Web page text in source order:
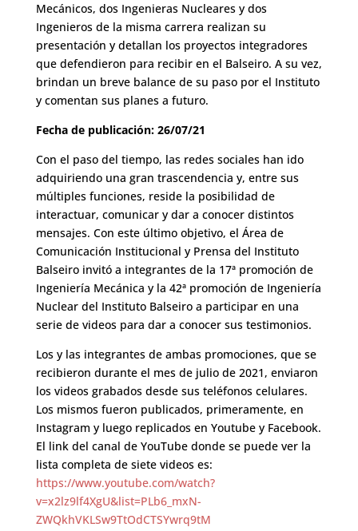
Mecánicos, dos Ingenieras Nucleares y dos
Ingenieros de la misma carrera realizan su
presentación y detallan los proyectos integradores
que defendieron para recibir en el Balseiro. A su vez,
brindan un breve balance de su paso por el Instituto
y comentan sus planes a futuro.
Fecha de publicación: 26/07/21
Con el paso del tiempo, las redes sociales han ido
adquiriendo una gran trascendencia y, entre sus
múltiples funciones, reside la posibilidad de
interactuar, comunicar y dar a conocer distintos
mensajes. Con este último objetivo, el Área de
Comunicación Institucional y Prensa del Instituto
Balseiro invitó a integrantes de la 17ª promoción de
Ingeniería Mecánica y la 42ª promoción de Ingeniería
Nuclear del Instituto Balseiro a participar en una
serie de videos para dar a conocer sus testimonios.
Los y las integrantes de ambas promociones, que se
recibieron durante el mes de julio de 2021, enviaron
los videos grabados desde sus teléfonos celulares.
Los mismos fueron publicados, primeramente, en
Instagram y luego replicados en Youtube y Facebook.
El link del canal de YouTube donde se puede ver la
lista completa de siete videos es:
https://www.youtube.com/watch?
v=x2lz9lf4XgU&list=PLb6_mxN-
ZWQkhVKLSw9TtOdCTSYwrq9tM